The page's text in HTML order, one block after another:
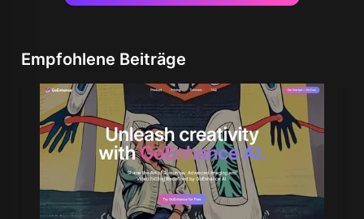
Empfohlene Beiträge